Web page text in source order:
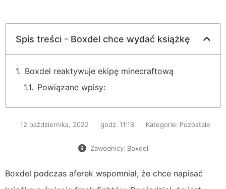
Spis treści - Boxdel chce wydać książkę
Boxdel reaktywuje ekipę minecraftową
Powiązane wpisy:
12 października, 2022 godz. 11:18 Kategorie: Pozostałe
Zawodnicy: Boxdel
Boxdel podczas aferek wspomniał, że chce napisać